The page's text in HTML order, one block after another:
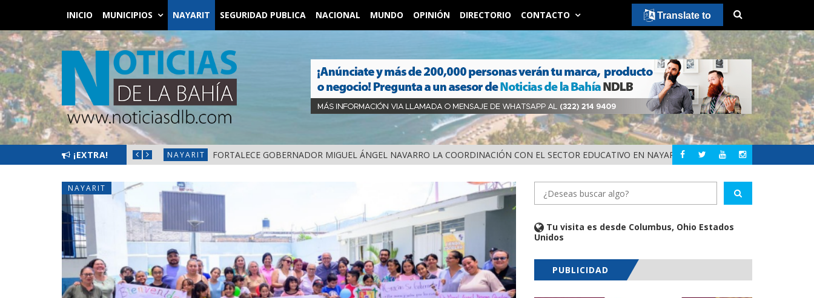
INICIO MUNICIPIOS NAYARIT SEGURIDAD PUBLICA NACIONAL MUNDO OPINIÓN DIRECTORIO CONTACTO
¡EXTRA!
BIENESTAR EN NAYARIT NAYARIT FORTALECE GOBERNADOR MIGUEL ÁNGEL NAVARRO LA COORDINACIÓN CON EL SECTOR EDUCATIVO EN NAYARIT NAYARIT ALERTA DIF
NAYARIT
Tu visita es desde Columbus, Ohio Estados
Unidos
PUBLICIDAD
Translate to